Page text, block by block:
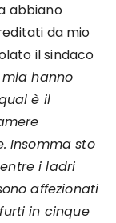
abbiano
da mio
il sindaco
hanno
è il
Insomma sto
i ladri
affezionati
in cinque